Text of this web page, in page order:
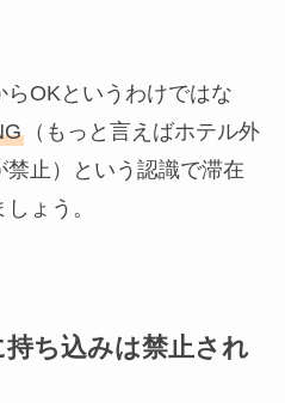
OKというわけではな
（もっと言えばホテル外
止）という認識で滞在
ょう。
ち込みは禁止され